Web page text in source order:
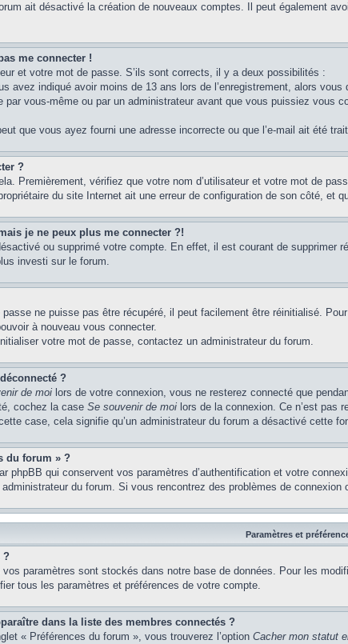
ait désactivé la création de nouveaux comptes. Il peut également
me connecter !
et votre mot de passe. S’ils sont corrects, il y a deux possibilités :
avez indiqué avoir moins de 13 ans lors de l’enregistrement, alors
vous-même ou par un administrateur avant que vous puissiez vous
que vous ayez fourni une adresse incorrecte ou que l’e-mail ait été
?
Premièrement, vérifiez que votre nom d’utilisateur et votre mot de
du site Internet ait une erreur de configuration de son côté, et
je ne peux plus me connecter ?!
ou supprimé votre compte. En effet, il est courant de
investi sur le forum.
ne puisse pas être récupéré, il peut facilement être réinitialisé.
à nouveau vous connecter.
votre mot de passe, contactez un administrateur du forum.
?
de moi lors de votre connexion, vous ne resterez connecté que
cochez la case Se souvenir de moi lors de la connexion. Ce n’est pas
case, cela signifie qu’un administrateur du forum a désactivé cette
du forum » ?
phpBB qui conservent vos paramètres d’authentification et votre
du forum. Si vous rencontrez des problèmes de
Paramètres et
?
paramètres sont stockés dans notre base de données. Pour les
tous les paramètres et préférences de votre compte.
dans la liste des membres connectés ?
« Préférences du forum », vous trouverez l’option Cacher mon statut